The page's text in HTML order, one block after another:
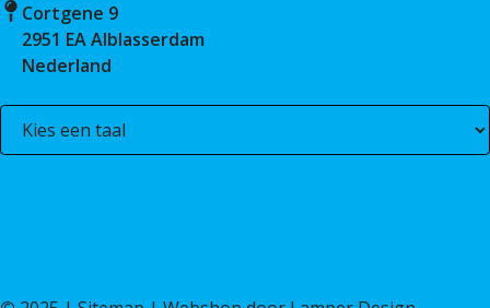
Cortgene 9
2951 EA Alblasserdam
Nederland